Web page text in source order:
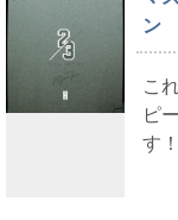
ン
こ
ピ
す